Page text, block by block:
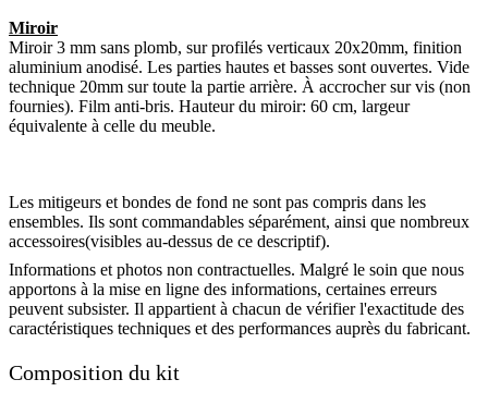
Miroir
Miroir 3 mm sans plomb, sur profilés verticaux 20x20mm, finition
aluminium anodisé. Les parties hautes et basses sont ouvertes. Vide
technique 20mm sur toute la partie arrière. À accrocher sur vis (non
fournies). Film anti-bris. Hauteur du miroir: 60 cm, largeur
équivalente à celle du meuble.
Les mitigeurs et bondes de fond ne sont pas compris dans les
ensembles. Ils sont commandables séparément, ainsi que nombreux
accessoires(visibles au-dessus de ce descriptif).
Informations et photos non contractuelles. Malgré le soin que nous
apportons à la mise en ligne des informations, certaines erreurs
peuvent subsister. Il appartient à chacun de vérifier l'exactitude des
caractéristiques techniques et des performances auprès du fabricant.
Composition du kit